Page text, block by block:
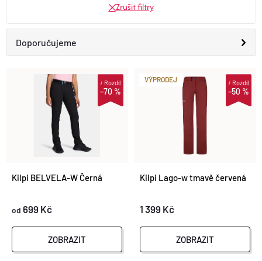
Zrušit filtry
Ř
P
R
Doporučujeme
Nejdražší
Nejprodávanější
Abecedně
S
–70 %
iRozdíl
Kilpi BELVELA-W Černá
od 699 Kč
ZOBRAZIT
VÝPRODEJ
–50 %
iRozdíl
Kilpi Lago-w tmavě červená
1 399 Kč
ZOBRAZIT